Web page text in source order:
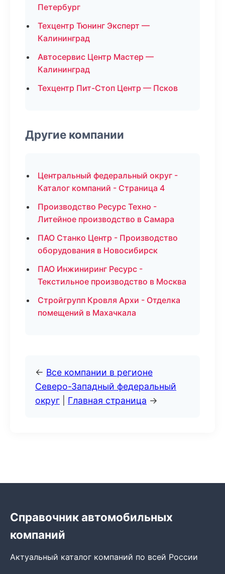
Петербург
Техцентр Тюнинг Эксперт —
Калининград
Автосервис Центр Мастер —
Калининград
Техцентр Пит-Стоп Центр — Псков
Другие компании
Центральный федеральный округ -
Каталог компаний - Страница 4
Производство Ресурс Техно -
Литейное производство в Самара
ПАО Станко Центр - Производство
оборудования в Новосибирск
ПАО Инжиниринг Ресурс -
Текстильное производство в Москва
Стройгрупп Кровля Архи - Отделка
помещений в Махачкала
← Все компании в регионе
Северо-Западный федеральный
округ
Главная страница →
Справочник автомобильных
компаний
Актуальный каталог компаний по всей России